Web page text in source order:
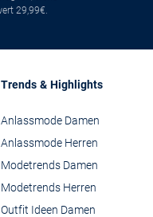
29,99€.
Trends & Highlights
Anlassmode Damen
Anlassmode Herren
Modetrends Damen
Modetrends Herren
Outfit Ideen Damen